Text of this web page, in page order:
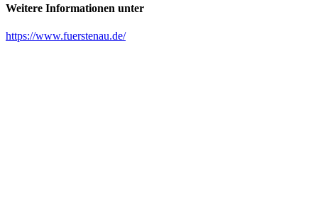
Weitere Informationen unter
https://www.fuerstenau.de/